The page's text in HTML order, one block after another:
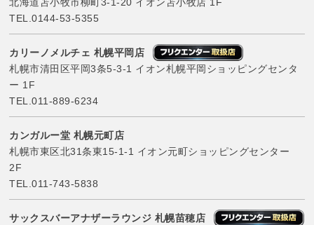
北海道苫小牧市柳町3-1-20 イオン苫小牧店 1F
TEL.0144-53-5355
カリーノメルチェ 札幌平岡店
札幌市清田区平岡3条5-3-1 イオン札幌平岡ショッピングセンタ
ー 1F
TEL.011-889-6234
カンガルー堂 札幌元町店
札幌市東区北31条東15-1-1 イオン元町ショッピングセンター
2F
TEL.011-743-5838
サックスバーアナザーラウンジ 札幌苗穂店